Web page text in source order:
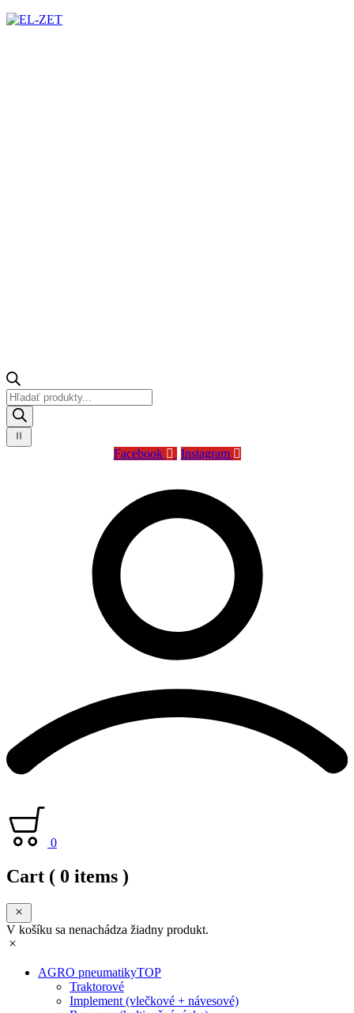
Products
search
Facebook Instagram
0
Cart ( 0 items )
V košíku sa nenachádza žiadny produkt.
AGRO pneumatikyTOP
Traktorové
Implement (vlečkové + návesové)